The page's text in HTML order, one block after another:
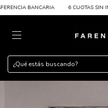
6 CUOTAS SIN INTERES A PARTIR